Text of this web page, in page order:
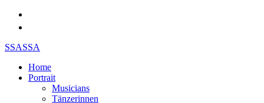
SSASSA
Home
Portrait
Musicians
Tänzerinnen